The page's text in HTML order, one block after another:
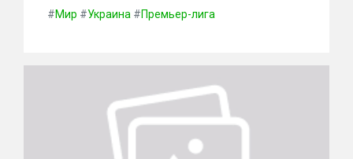
#Мир #Украина #Премьер-лига